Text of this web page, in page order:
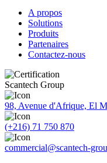
A propos
Solutions
Produits
Partenaires
Contactez-nous
Scantech Group
98, Avenue d'Afrique, El
(+216) 71 750 870
commercial@scantech-